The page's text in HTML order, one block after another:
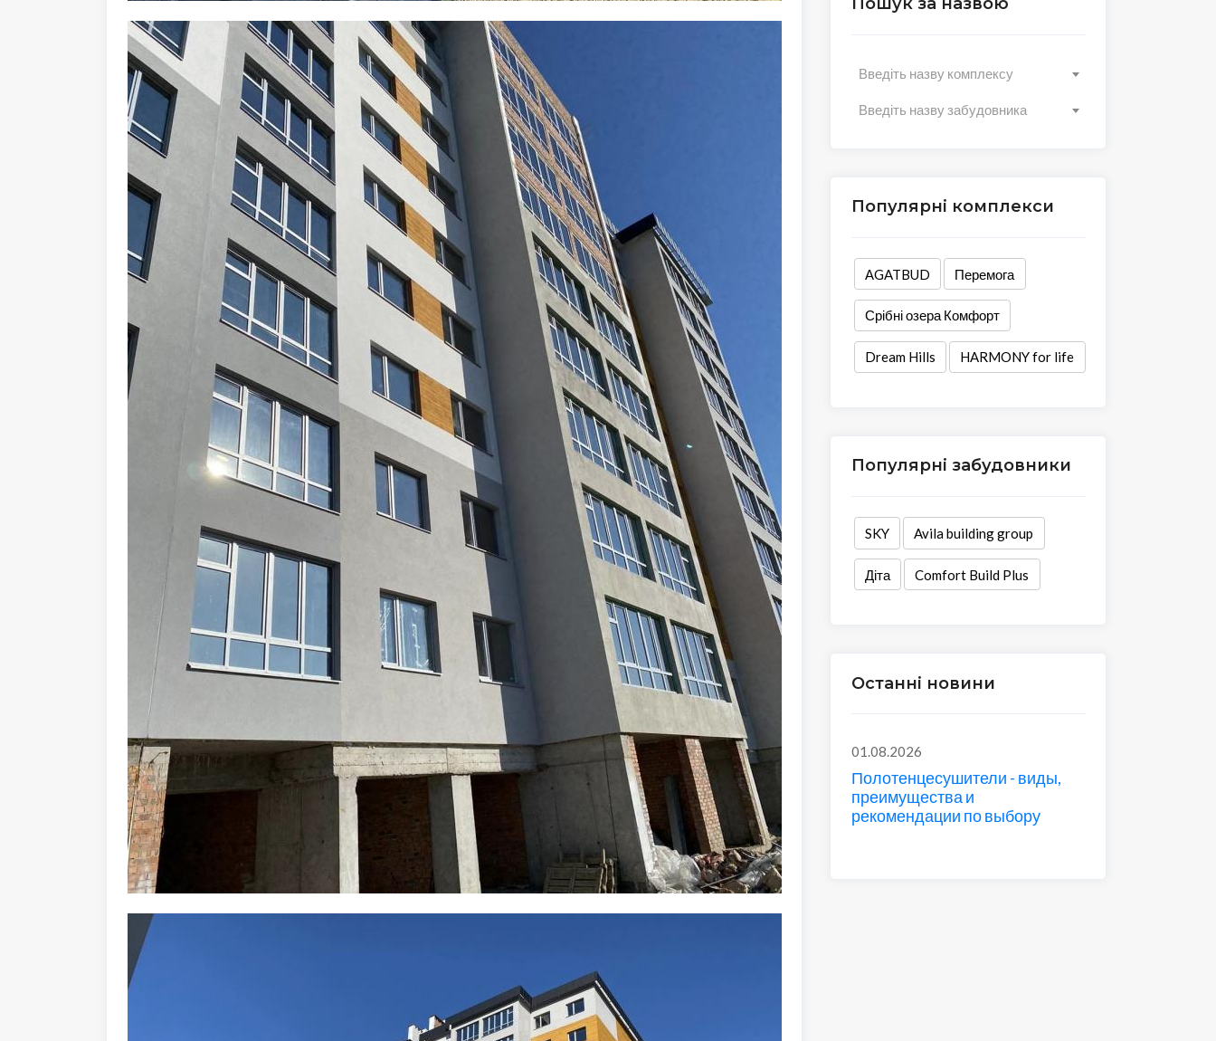
Введіть назву комплексу
Введіть назву забудовника
Популярні комплекси
АGATBUD Перемога
Срібні озера Комфорт
Dream Hills HARMONY for life
Популярні забудовники
SKY Avila building group
Діта Comfort Build Plus
Останні новини
01.08.2026
Полотенцесушители - виды,
преимущества и
рекомендации по выбору